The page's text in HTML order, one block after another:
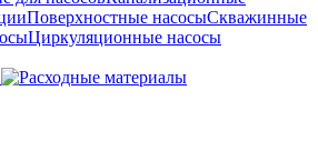
Поверхностные насосыСкважинные
Циркуляционные насосы